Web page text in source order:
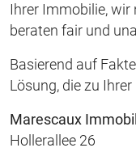
Ihrer Immobilie, wir
beraten fair und
Basierend auf
Lösung, die zu
Marescaux
Hollerallee 26